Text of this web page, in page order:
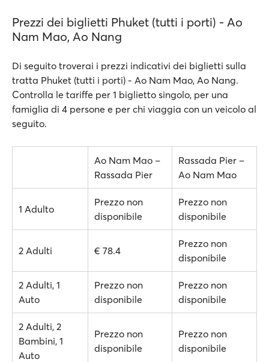
Prezzi dei biglietti Phuket (tutti i porti) - Ao
Nam Mao, Ao Nang
Di seguito troverai i prezzi indicativi dei biglietti sulla
tratta Phuket (tutti i porti) - Ao Nam Mao, Ao Nang.
Controlla le tariffe per 1 biglietto singolo, per una
famiglia di 4 persone e per chi viaggia con un veicolo al
seguito.
Ao Nam Mao –
Rassada Pier
Rassada Pier –
Ao Nam Mao
1 Adulto
Prezzo non
disponibile
Prezzo non
disponibile
2 Adulti € 78.4
Prezzo non
disponibile
2 Adulti, 1
Auto
Prezzo non
disponibile
Prezzo non
disponibile
2 Adulti, 2
Bambini, 1
Auto
Prezzo non
disponibile
Prezzo non
disponibile